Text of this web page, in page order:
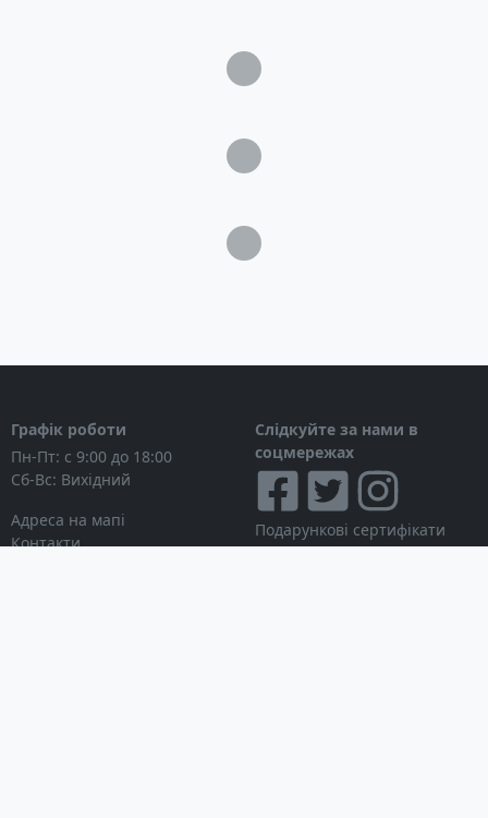
Загрузка...
Загрузка...
Загрузка...
Графік роботи
Пн-Пт: с 9:00 до 18:00
Сб-Вс: Вихідний
Адреса на мапі
Контакти
Слідкуйте за нами в
соцмережах
Подарункові сертифікати
Дисконтні картки